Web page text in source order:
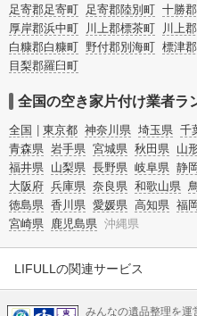
足寄郡足寄町 足寄郡陸別町 十勝
厚岸郡浜中町
川上郡標茶町 川上
白糠郡白糠町 野付郡別海町 標津
目梨郡羅臼町
全国の空き家片付け業者ラ
全国 東京都 神奈川県 埼玉県 千
青森県 岩手県 宮城県 秋田県 山
福井県 山梨県 長野県 岐阜県 静
大阪府 兵庫県 奈良県 和歌山県
徳島県 香川県 愛媛県 高知県 福
宮崎県 鹿児島県 沖縄県
LIFULLの関連サービス
みんなの遺品整理を